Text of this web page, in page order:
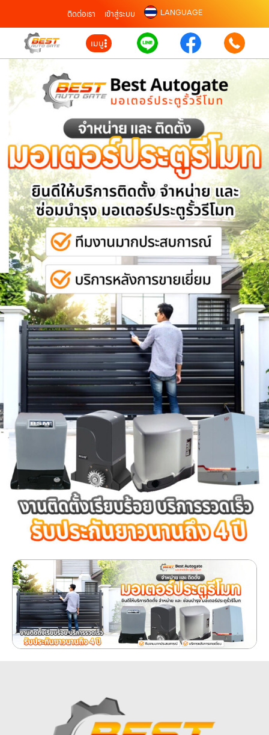
ติดต่อเรา เข้าสู่ระบบ LANGUAGE
เมนู